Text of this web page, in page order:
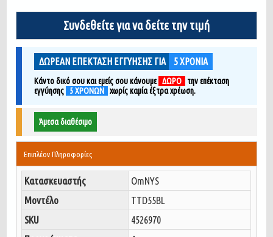
Συνδεθείτε για να δείτε την τιμή
ΔΩΡΕΑΝ ΕΠΕΚΤΑΣΗ ΕΓΓΥΗΣΗΣ ΓΙΑ 5ΧΡΟΝΙΑ
Κάντο δικό σου και εμείς σου κάνουμε ΔΩΡΟ
την επέκταση
εγγύησης
5 ΧΡΟΝΩΝ χωρίς καμία έξτρα χρέωση.
Άμεσα διαθέσιμο
Επιπλέον Πληροφορίες
Κατασκευαστής
OmNYS
Μοντέλο
TTD55BL
SKU
4526970